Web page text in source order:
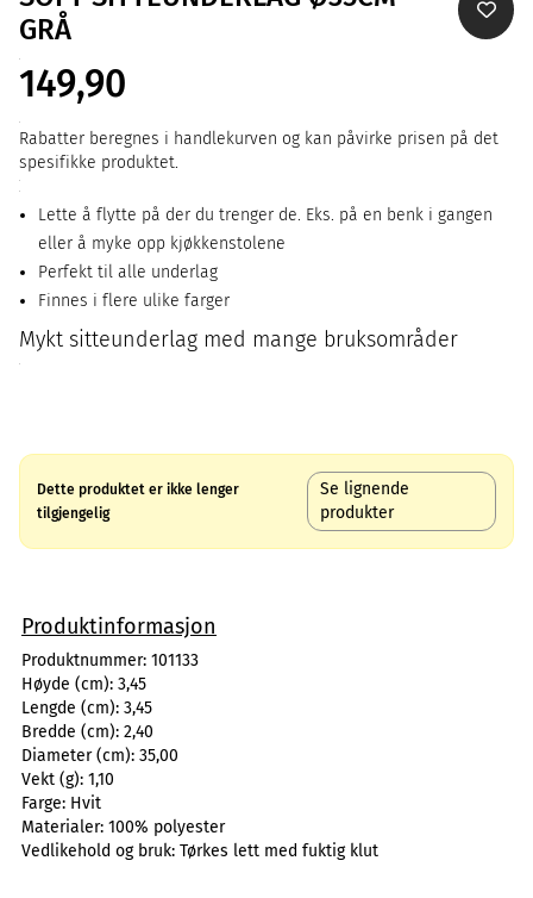
GRÅ
149,90
Rabatter beregnes i handlekurven og kan påvirke prisen på det
spesifikke produktet.
Lette å flytte på der du trenger de. Eks. på en benk i gangen
eller å myke opp kjøkkenstolene
Perfekt til alle underlag
Finnes i flere ulike farger
Mykt sitteunderlag med mange bruksområder
Dette produktet er ikke lenger
tilgjengelig
Se lignende
produkter
Produktinformasjon
Produktnummer: 101133
Høyde (cm): 3,45
Lengde (cm): 3,45
Bredde (cm): 2,40
Diameter (cm): 35,00
Vekt (g): 1,10
Farge: Hvit
Materialer: 100% polyester
Vedlikehold og bruk: Tørkes lett med fuktig klut